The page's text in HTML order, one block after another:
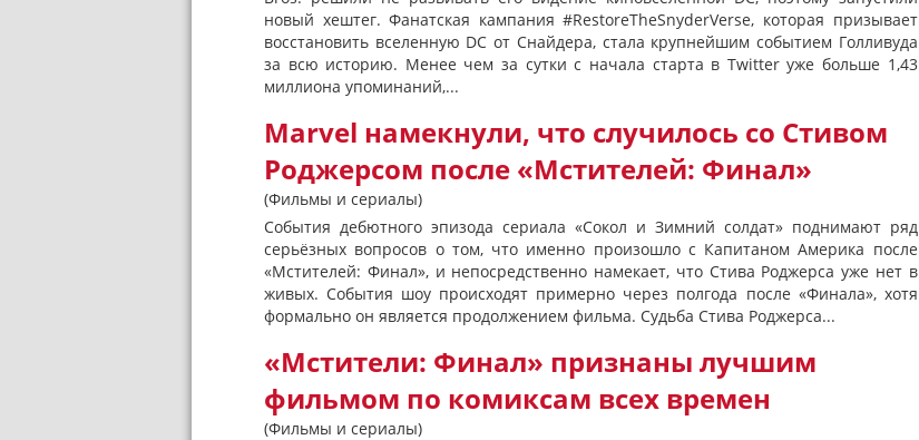
новый хештег. Фанатская кампания #RestoreTheSnyderVerse, которая призывает
восстановить вселенную DC от Снайдера, стала крупнейшим событием Голливуда
за всю историю. Менее чем за сутки с начала старта в Twitter уже больше 1,43
миллиона упоминаний,...
Marvel намекнули, что случилось со Стивом
Роджерсом после «Мстителей: Финал»
(Фильмы и сериалы)
События дебютного эпизода сериала «Сокол и Зимний солдат» поднимают ряд
серьёзных вопросов о том, что именно произошло с Капитаном Америка после
«Мстителей: Финал», и непосредственно намекает, что Стива Роджерса уже нет в
живых. События шоу происходят примерно через полгода после «Финала», хотя
формально он является продолжением фильма. Судьба Стива Роджерса...
«Мстители: Финал» признаны лучшим
фильмом по комиксам всех времен
(Фильмы и сериалы)